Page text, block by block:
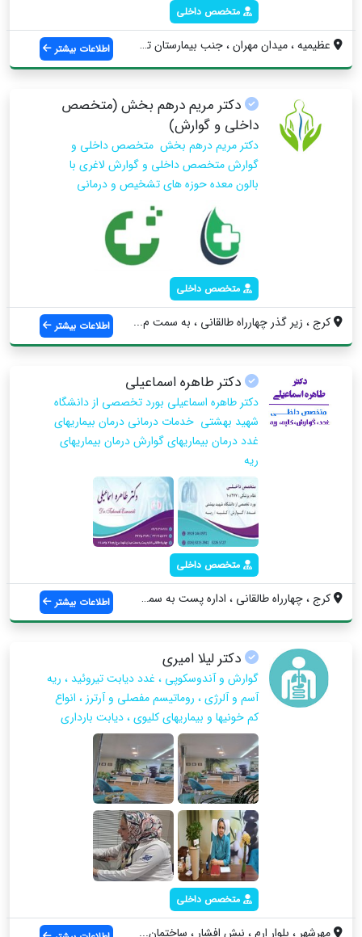
متخصص داخلی
عظیمیه ، میدان مهران ، جنب بیمارستان تخت... اطلاعات بیشتر
دکتر مریم درهم بخش (متخصص
داخلی و گوارش)
دکتر مریم درهم بخش متخصص داخلی و
گوارش متخصص داخلی و گوارش لاغری با
بالون معده حوزه های تشخیص و درمانی
متخصص داخلی
کرج ، زیر گذر چهارراه طالقانی ، به سمت م... اطلاعات بیشتر
دکتر طاهره اسماعیلی
دکتر طاهره اسماعیلی بورد تخصصی از دانشگاه
شهید بهشتی خدمات درمانی درمان بیماریهای
غدد درمان بیماریهای گوارش درمان بیماریهای
ریه
متخصص داخلی
کرج ، چهارراه طالقانی ، اداره پست به سمت... اطلاعات بیشتر
دکتر لیلا امیری
گوارش و آندوسکوپی ، غدد دیابت تیروئید ، ریه
آسم و آلرژی ، روماتیسم مفصلی و آرترز ، انواع
کم خونیها و بیماریهای کلیوی ، دیابت بارداری
متخصص داخلی
مهرشهر ، بلوار ارم ، نبش افشار ، ساختمان...